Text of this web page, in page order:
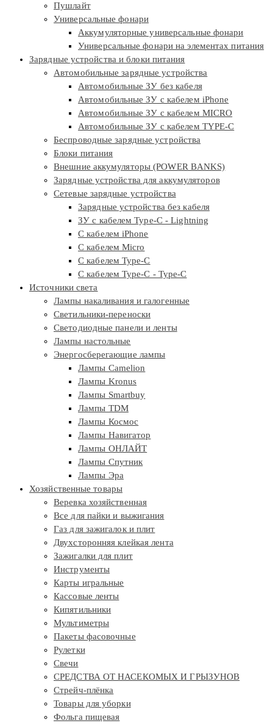
Пушлайт
Универсальные фонари
Аккумуляторные универсальные фонари
Универсальные фонари на элементах питания
Зарядные устройства и блоки питания
Автомобильные зарядные устройства
Автомобильные ЗУ без кабеля
Автомобильные ЗУ с кабелем iPhone
Автомобильные ЗУ с кабелем MICRO
Автомобильные ЗУ с кабелем TYPE-C
Беспроводные зарядные устройства
Блоки питания
Внешние аккумуляторы (POWER BANKS)
Зарядные устройства для аккумуляторов
Сетевые зарядные устройства
Зарядные устройства без кабеля
ЗУ с кабелем Type-C - Lightning
С кабелем iPhone
С кабелем Micro
С кабелем Type-C
С кабелем Type-C - Type-C
Источники света
Лампы накаливания и галогенные
Светильники-переноски
Светодиодные панели и ленты
Лампы настольные
Энергосберегающие лампы
Лампы Camelion
Лампы Kronus
Лампы Smartbuy
Лампы TDM
Лампы Космос
Лампы Навигатор
Лампы ОНЛАЙТ
Лампы Спутник
Лампы Эра
Хозяйственные товары
Веревка хозяйственная
Все для пайки и выжигания
Газ для зажигалок и плит
Двухсторонняя клейкая лента
Зажигалки для плит
Инструменты
Карты игральные
Кассовые ленты
Кипятильники
Мультиметры
Пакеты фасовочные
Рулетки
Свечи
СРЕДСТВА ОТ НАСЕКОМЫХ И ГРЫЗУНОВ
Стрейч-плёнка
Товары для уборки
Фольга пищевая